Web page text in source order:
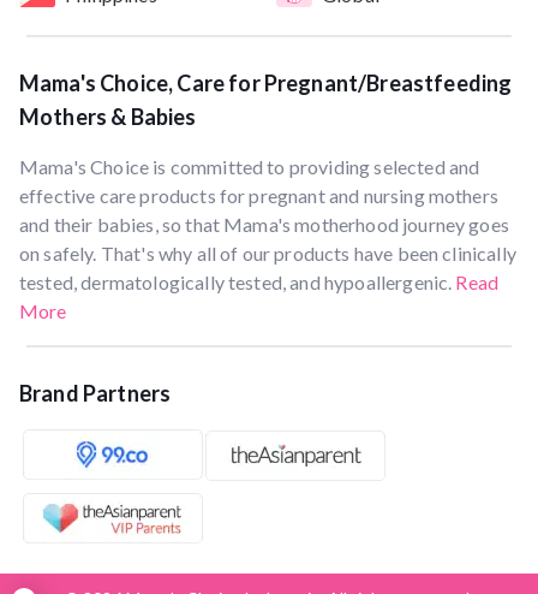
Mama's Choice, Care for Pregnant/Breastfeeding
Mothers & Babies
Mama's Choice is committed to providing selected and
effective care products for pregnant and nursing mothers
and their babies, so that Mama's motherhood journey goes
on safely. That's why all of our products have been clinically
tested, dermatologically tested, and hypoallergenic. Read
More
Brand Partners